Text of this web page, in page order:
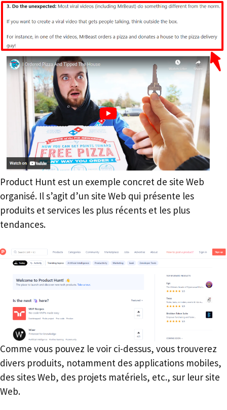
Product Hunt est un exemple concret de site Web
organisé. Il s’agit d’un site Web qui présente les
produits et services les plus récents et les plus
tendances.
Comme vous pouvez le voir ci-dessus, vous trouverez
divers produits, notamment des applications mobiles,
des sites Web, des projets matériels, etc., sur leur site
Web.